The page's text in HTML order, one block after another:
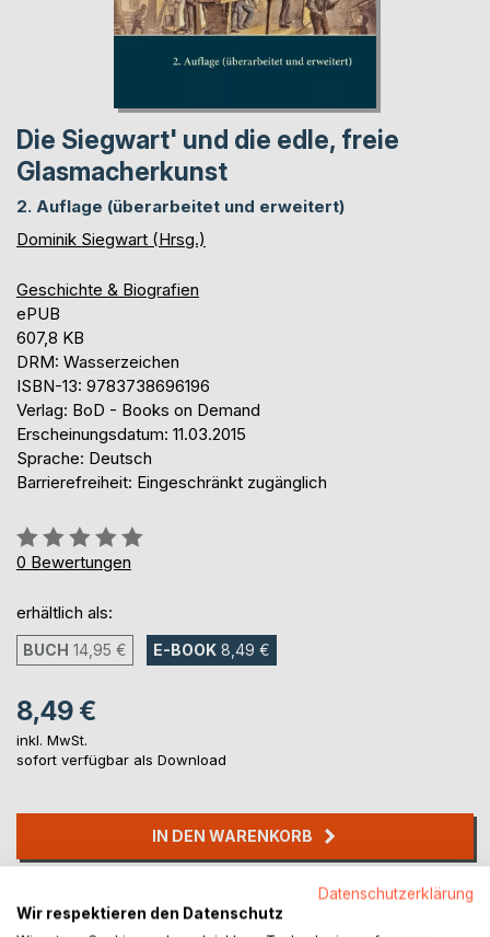
Die Siegwart' und die edle, freie
Glasmacherkunst
2. Auflage (überarbeitet und erweitert)
Dominik Siegwart (Hrsg.)
Geschichte & Biografien
ePUB
607,8 KB
DRM: Wasserzeichen
ISBN-13: 9783738696196
Verlag: BoD - Books on Demand
Erscheinungsdatum: 11.03.2015
Sprache: Deutsch
Barrierefreiheit: Eingeschränkt zugänglich
Bewertung::
0%
0 Bewertungen
erhältlich als:
BUCH 14,95 € E-BOOK 8,49 €
8,49 €
inkl. MwSt.
sofort verfügbar als Download
IN DEN WARENKORB
Titel bewerten
Datenschutzerklärung
Wir respektieren den Datenschutz